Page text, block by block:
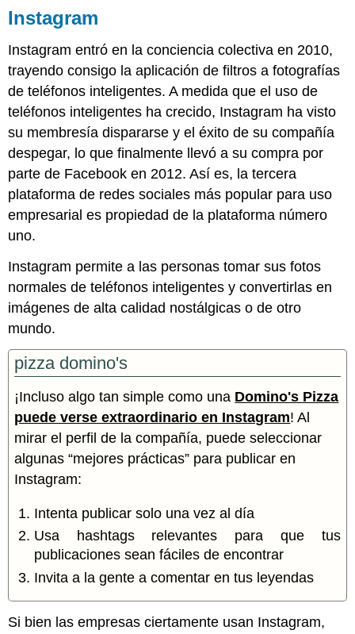
Instagram
Instagram entró en la conciencia colectiva en 2010,
trayendo consigo la aplicación de filtros a fotografías
de teléfonos inteligentes. A medida que el uso de
teléfonos inteligentes ha crecido, Instagram ha visto
su membresía dispararse y el éxito de su compañía
despegar, lo que finalmente llevó a su compra por
parte de Facebook en 2012. Así es, la tercera
plataforma de redes sociales más popular para uso
empresarial es propiedad de la plataforma número
uno.
Instagram permite a las personas tomar sus fotos
normales de teléfonos inteligentes y convertirlas en
imágenes de alta calidad nostálgicas o de otro
mundo.
pizza domino's
¡Incluso algo tan simple como una Domino's Pizza
puede verse extraordinario en Instagram! Al
mirar el perfil de la compañía, puede seleccionar
algunas “mejores prácticas” para publicar en
Instagram:
Intenta publicar solo una vez al día
Usa hashtags relevantes para que tus
publicaciones sean fáciles de encontrar
Invita a la gente a comentar en tus leyendas
Si bien las empresas ciertamente usan Instagram,